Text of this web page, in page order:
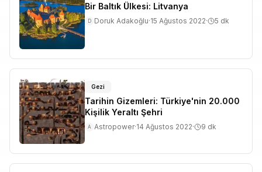
Bir Baltık Ülkesi: Litvanya
D Doruk Adakoğlu·15 Ağustos 2022· 5 dk
Gezi
Tarihin Gizemleri: Türkiye'nin 20.000
Kişilik Yeraltı Şehri
A Astropower·14 Ağustos 2022· 9 dk